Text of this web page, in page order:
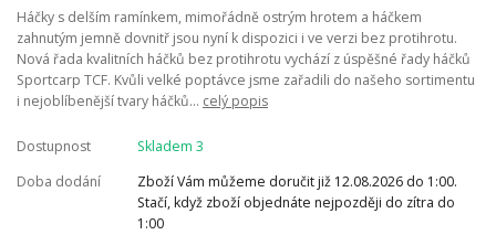
Háčky s delším ramínkem, mimořádně ostrým hrotem a háčkem
zahnutým jemně dovnitř jsou nyní k dispozici i ve verzi bez protihrotu.
Nová řada kvalitních háčků bez protihrotu vychází z úspěšné řady háčků
Sportcarp TCF. Kvůli velké poptávce jsme zařadili do našeho sortimentu
i nejoblíbenější tvary háčků... celý popis
Dostupnost
Skladem 3
Doba dodání
Zboží Vám můžeme doručit již 12.08.2026 do 1:00.
Stačí, když zboží objednáte nejpozději do zítra do
1:00